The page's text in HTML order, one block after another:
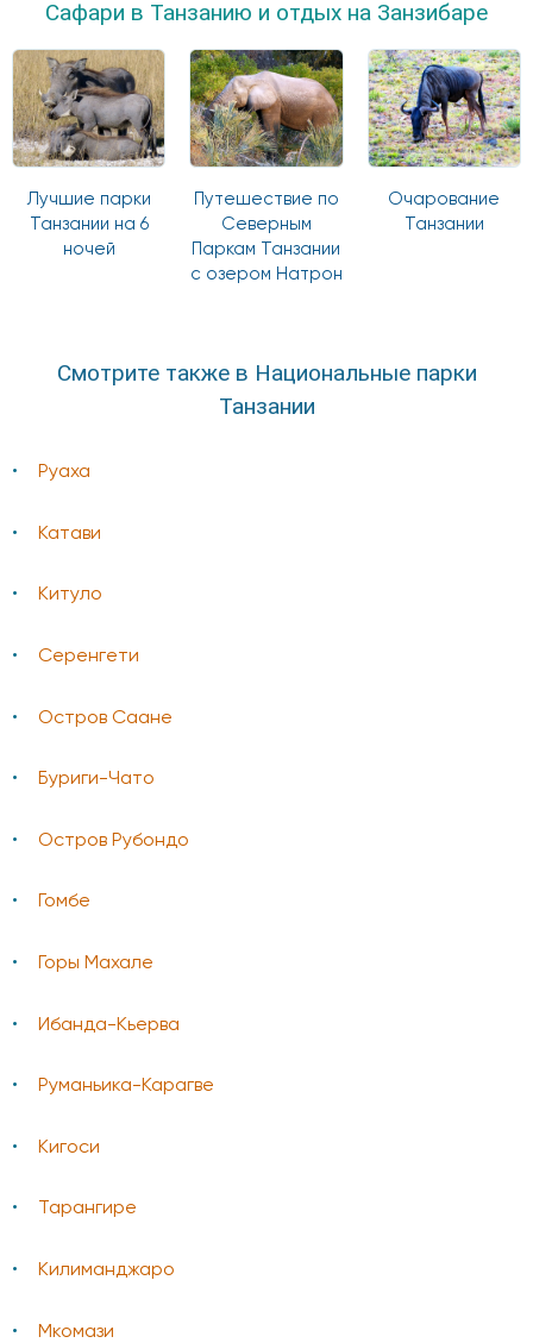
Сафари в Танзанию и отдых на Занзибаре
Лучшие парки
Танзании на 6
ночей
Путешествие по
Северным
Паркам Танзании
с озером Натрон
Очарование
Танзании
Смотрите также в Национальные парки
Танзании
Руаха
Катави
Китуло
Серенгети
Остров Саане
Буриги-Чато
Остров Рубондо
Гомбе
Горы Махале
Ибанда-Кьерва
Руманьика-Карагве
Кигоси
Тарангире
Килиманджаро
Мкомази